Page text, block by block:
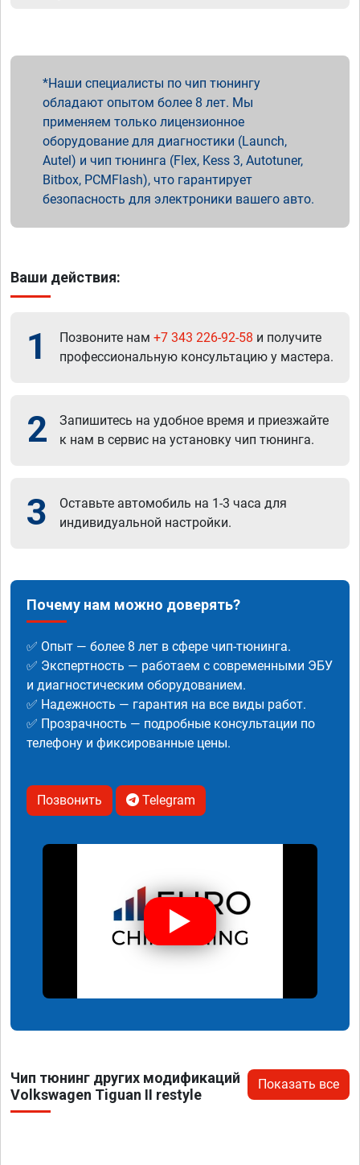
Наши специалисты по чип тюнингу
обладают опытом более 8 лет. Мы
применяем только лицензионное
оборудование для диагностики (Launch,
Autel) и чип тюнинга (Flex, Kess 3, Autotuner,
Bitbox, PCMFlash), что гарантирует
безопасность для электроники вашего авто.
Ваши действия:
1 Позвоните нам +7 343 226-92-58 и получите
профессиональную консультацию у мастера.
2
Запишитесь на удобное время и приезжайте
к нам в сервис на установку чип тюнинга.
3
Оставьте автомобиль на 1-3 часа для
индивидуальной настройки.
Почему нам можно доверять?
✅ Опыт — более 8 лет в сфере чип-тюнинга.
✅ Экспертность — работаем с современными ЭБУ
и диагностическим оборудованием.
✅ Надежность — гарантия на все виды работ.
✅ Прозрачность — подробные консультации по
телефону и фиксированные цены.
Позвонить Telegram
Чип тюнинг других модификаций
Volkswagen Tiguan II restyle
Показать все